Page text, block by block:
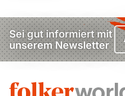
Sei gut informiert mit
unserem Newsletter